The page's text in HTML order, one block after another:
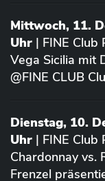
Mittwoch, 11.
Uhr | FINE Club
Vega Sicilia mit
@FINE CLUB
Dienstag, 10.
Uhr | FINE Club
Chardonnay vs.
Frenzel